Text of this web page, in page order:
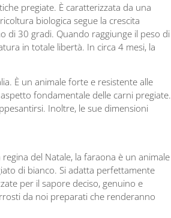
pregiate. È caratterizzata da una
biologica segue la crescita
di 30 gradi. Quando raggiunge il peso di
in totale libertà. In circa 4 mesi, la
È un animale forte e resistente alle
fondamentale delle carni pregiate.
Inoltre, le sue dimensioni
del Natale, la faraona è un animale
di bianco. Si adatta perfettamente
per il sapore deciso, genuino e
da noi preparati che renderanno